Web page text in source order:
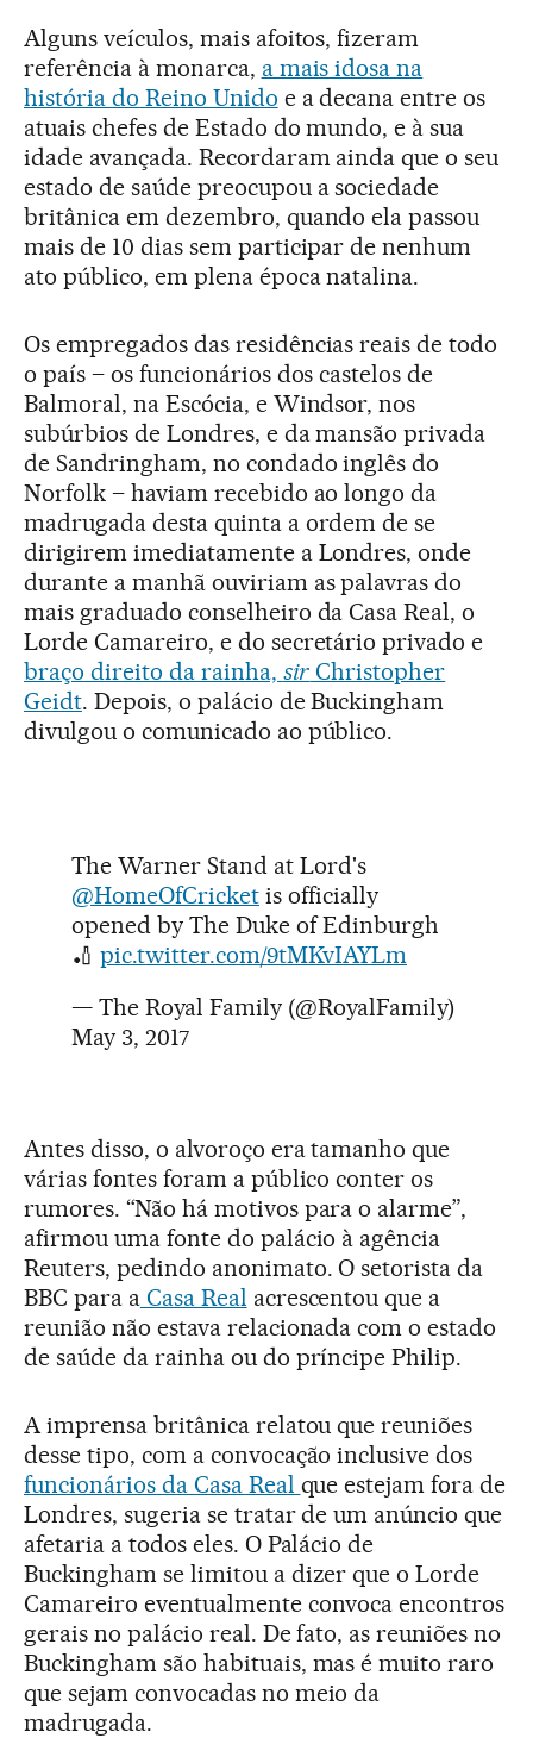
Alguns veículos, mais afoitos, fizeram
referência à monarca, a mais idosa na
história do Reino Unido e a decana entre os
atuais chefes de Estado do mundo, e à sua
idade avançada. Recordaram ainda que o seu
estado de saúde preocupou a sociedade
britânica em dezembro, quando ela passou
mais de 10 dias sem participar de nenhum
ato público, em plena época natalina.
Os empregados das residências reais de todo
o país – os funcionários dos castelos de
Balmoral, na Escócia, e Windsor, nos
subúrbios de Londres, e da mansão privada
de Sandringham, no condado inglês do
Norfolk – haviam recebido ao longo da
madrugada desta quinta a ordem de se
dirigirem imediatamente a Londres, onde
durante a manhã ouviriam as palavras do
mais graduado conselheiro da Casa Real, o
Lorde Camareiro, e do secretário privado e
braço direito da rainha, sir Christopher
Geidt. Depois, o palácio de Buckingham
divulgou o comunicado ao público.
The Warner Stand at Lord's
@HomeOfCricket is officially
opened by The Duke of Edinburgh
🏏 pic.twitter.com/9tMKvIAYLm
— The Royal Family (@RoyalFamily)
May 3, 2017
Antes disso, o alvoroço era tamanho que
várias fontes foram a público conter os
rumores. “Não há motivos para o alarme”,
afirmou uma fonte do palácio à agência
Reuters, pedindo anonimato. O setorista da
BBC para aCasa Real acrescentou que a
reunião não estava relacionada com o estado
de saúde da rainha ou do príncipe Philip.
A imprensa britânica relatou que reuniões
desse tipo, com a convocação inclusive dos
funcionários da Casa Real que estejam fora de
Londres, sugeria se tratar de um anúncio que
afetaria a todos eles. O Palácio de
Buckingham se limitou a dizer que o Lorde
Camareiro eventualmente convoca encontros
gerais no palácio real. De fato, as reuniões no
Buckingham são habituais, mas é muito raro
que sejam convocadas no meio da
madrugada.